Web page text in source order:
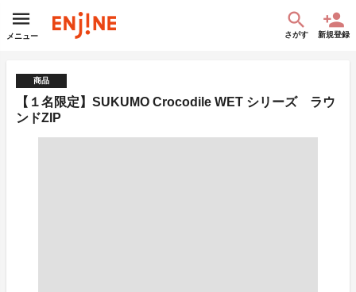
メニュー さがす 新規登録
商品
【１名限定】SUKUMO Crocodile WET シリーズ ラウ
ンドZIP